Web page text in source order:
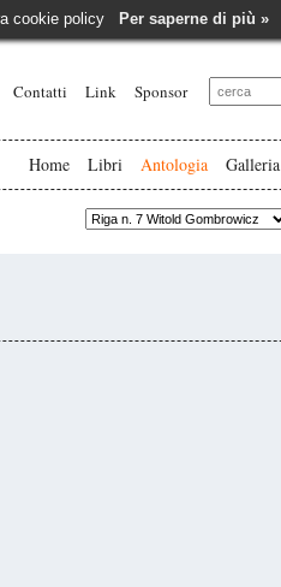
cookie policy Per saperne di più »
Contatti Link Sponsor
Home Libri Antologia Galleria